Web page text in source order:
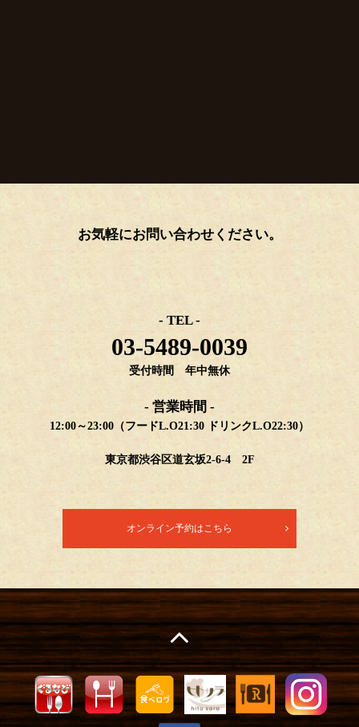
お気軽にお問い合わせください。
- TEL -
03-5489-0039
受付時間 年中無休
- 営業時間 -
12:00～23:00（フードL.O21:30 ドリンクL.O22:30）
東京都渋谷区道玄坂2-6-4 2F
オンライン予約はこちら